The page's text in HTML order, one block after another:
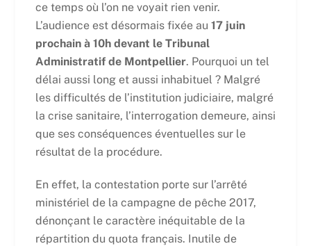
ce temps où l’on ne voyait rien venir.
L’audience est désormais fixée au 17 juin
prochain à 10h devant le Tribunal
Administratif de Montpellier. Pourquoi un tel
délai aussi long et aussi inhabituel ? Malgré
les difficultés de l’institution judiciaire, malgré
la crise sanitaire, l’interrogation demeure, ainsi
que ses conséquences éventuelles sur le
résultat de la procédure.
En effet, la contestation porte sur l’arrêté
ministériel de la campagne de pêche 2017,
dénonçant le caractère inéquitable de la
répartition du quota français. Inutile de